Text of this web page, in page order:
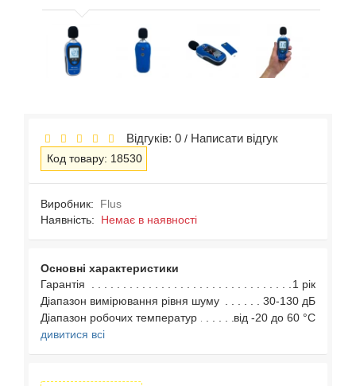
Відгуків: 0 / Написати відгук
Код товару: 18530
Виробник:
Flus
Наявність: Немає в наявності
Основні характеристики
Гарантія
1 рік
Діапазон вимірювання рівня шуму
30-130 дБ
Діапазон робочих температур
від -20 до 60 °С
дивитися всі